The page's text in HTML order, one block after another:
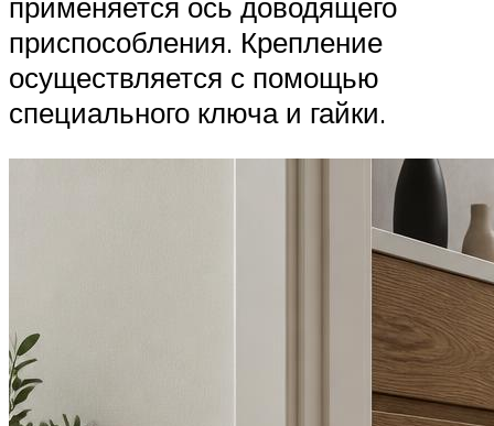
приспособления. Крепление
осуществляется с помощью
специального ключа и гайки.